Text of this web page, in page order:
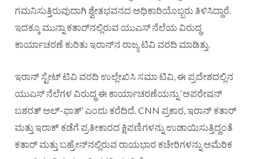
ಗಮನಿಸುತ್ತಿರುವುದಾಗಿ ಶ್ವೇತಭವನದ ಅಧಿಕಾರಿಯೊಬ್ಬರು ತಿಳಿಸಿದ್ದಾರೆ.
ಇದಕ್ಕೂ ಮುನ್ನಾ ಕತಾರ್‌ನಲ್ಲಿರುವ ಯುಎಸ್ ನೆಲೆಯ ವಿರುದ್ಧ
ಕಾರ್ಯಾಚರಣೆ ಕುರಿತು ಇರಾನ್‌ನ ರಾಜ್ಯ ಟಿವಿ ವರದಿ ಮಾಡಿತ್ತು.
ಇರಾನ್ ಸ್ಟೇಟ್ ಟಿವಿ ವರದಿ ಉಲ್ಲೇಖಿಸಿ ಸಮಾ ಟಿವಿ, ಈ ಪ್ರದೇಶದಲ್ಲಿನ
ಯುಎಸ್ ನೆಲೆಗಳ ವಿರುದ್ಧ ಈ ಕಾರ್ಯಾಚರಣೆಯನ್ನು ‘ಆಪರೇಷನ್
ಬಶರತ್ ಅಲ್-ಫಾತ್’ ಎಂದು ಕರೆದಿದೆ. CNN ಪ್ರಕಾರ, ಇರಾನ್ ಕತಾರ್
ಮತ್ತು ಇರಾಕ್ ಕಡೆಗೆ ಪ್ರತೀಕಾರದ ಕ್ಷಿಪಣಿಗಳನ್ನು ಉಡಾಯಿಸುತ್ತಿದ್ದಂತೆ
ಕತಾರ್ ಮತ್ತು ಬಹ್ರೇನ್‌ನಲ್ಲಿರುವ ರಾಯಭಾರ ಕಚೇರಿಗಳನ್ನು ಅಮೆರಿಕ